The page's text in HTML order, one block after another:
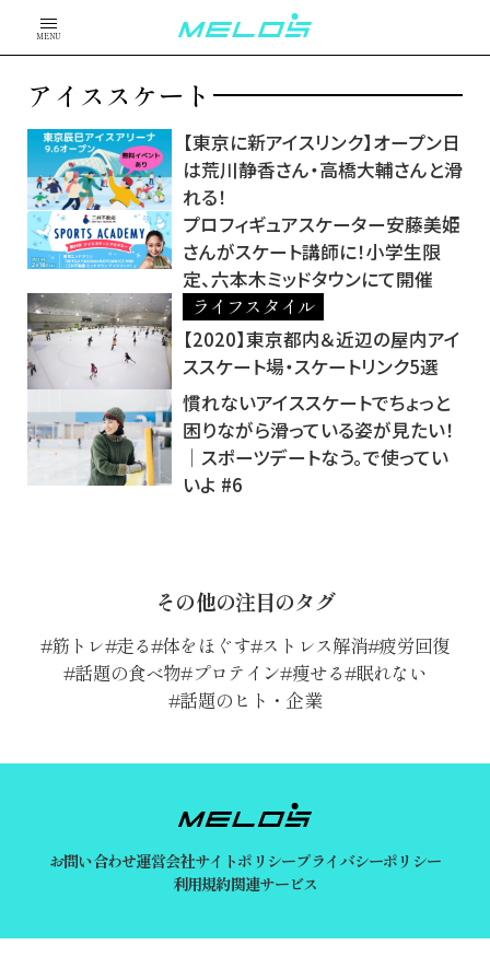
MENU
アイススケート
【東京に新アイスリンク】オープン日
は荒川静香さん・高橋大輔さんと滑
れる！
プロフィギュアスケーター安藤美姫
さんがスケート講師に！小学生限
定、六本木ミッドタウンにて開催
ライフスタイル
【2020】東京都内＆近辺の屋内アイ
ススケート場・スケートリンク5選
慣れないアイススケートでちょっと
困りながら滑っている姿が見たい！
│スポーツデートなう。で使ってい
いよ #6
その他の注目のタグ
筋トレ 走る 体をほぐす ストレス解消 疲労回復
話題の食べ物 プロテイン 痩せる 眠れない
話題のヒト・企業
お問い合わせ運営会社サイトポリシープライバシーポリシー
利用規約関連サービス